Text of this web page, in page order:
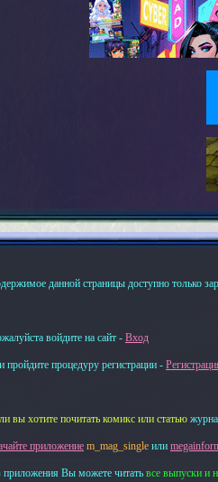
данной страницы доступно только
войдите на сайт - Вход
пройдите процедуру регистрации -
вы хотите почитать комикс или статью
приложение m_mag_single или
приложения Вы можете читать все выпуски и